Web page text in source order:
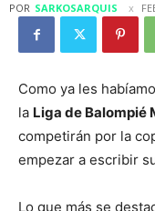
POR SARKOSARQUIS
Como ya les
la Liga de Balompié
competirán por la
empezar a escribir
Lo que más se